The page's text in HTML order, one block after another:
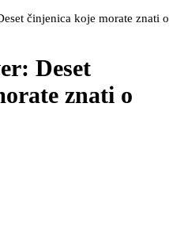
činjenica koje morate znati o
Deset
znati o